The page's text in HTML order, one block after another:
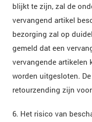
blijkt te zijn, zal de
vervangend artikel
bezorging zal op
gemeld dat een
vervangende artikelen
worden uitgesloten.
retourzending zijn
6. Het risico van